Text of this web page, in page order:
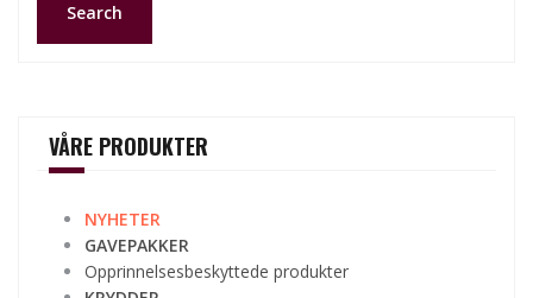
Search
VÅRE PRODUKTER
NYHETER
GAVEPAKKER
Opprinnelsesbeskyttede produkter